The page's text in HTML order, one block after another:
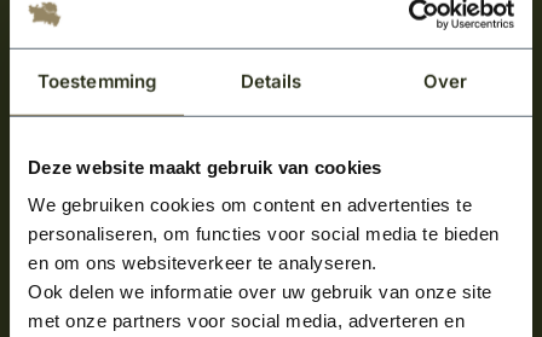
Toestemming Details Over
Deze website maakt gebruik van cookies
We gebruiken cookies om content en advertenties te
personaliseren, om functies voor social media te bieden
en om ons websiteverkeer te analyseren.
Ook delen we informatie over uw gebruik van onze site
met onze partners voor social media, adverteren en
Meld je aan en ontvang het laatste nieuws
over onze kempische bouwstijl!
Aanmelden voor de nieuwsbrief